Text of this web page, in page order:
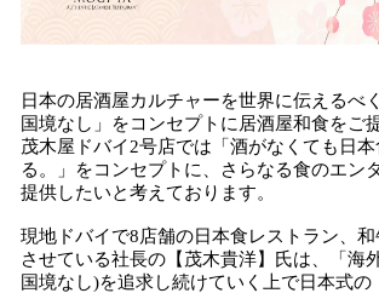
日本の居酒屋カルチャーを世界に伝えるべ
国境なし」をコンセプトに居酒屋和食をご
茂木屋ドバイ2号店では「酒がなくても日
る。」をコンセプトに、さらなる食のエン
提供したいと考えております。
現地ドバイで8店舗の日本食レストラン、
させている社長の【茂木貴洋】氏は、「海
国境なし)を追求し続けていく上で日本式の